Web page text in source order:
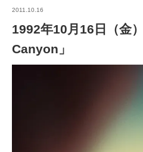
2011.10.16
1992年10月16日（金
Canyon」